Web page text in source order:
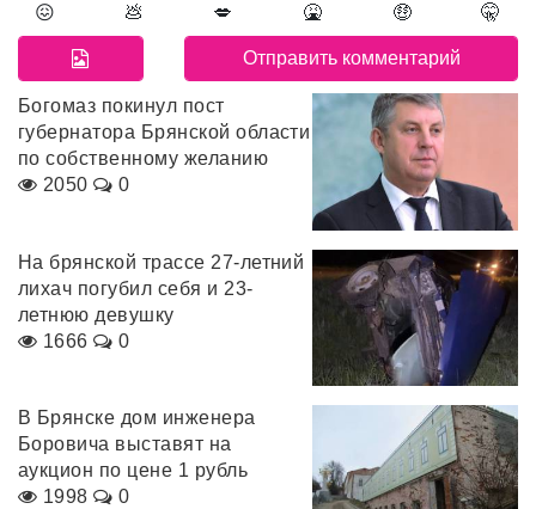
😖 💩 💋 🤮 🤑 🤫
Богомаз покинул пост
губернатора Брянской области
по собственному желанию
2050
0
На брянской трассе 27-летний
лихач погубил себя и 23-
летнюю девушку
1666
0
В Брянске дом инженера
Боровича выставят на
аукцион по цене 1 рубль
1998
0